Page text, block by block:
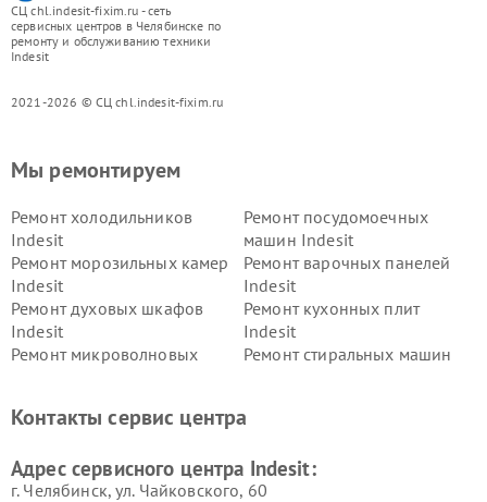
СЦ chl.indesit-fixim.ru - сеть
сервисных центров в Челябинске по
ремонту и обслуживанию техники
Indesit
2021-2026 © СЦ chl.indesit-fixim.ru
Мы ремонтируем
Ремонт холодильников
Indesit
Ремонт посудомоечных
машин Indesit
Ремонт морозильных камер
Indesit
Ремонт варочных панелей
Indesit
Ремонт духовых шкафов
Indesit
Ремонт кухонных плит
Indesit
Ремонт микроволновых
Ремонт стиральных машин
Indesit
Indesit
Контакты сервис центра
Адрес сервисного центра Indesit:
г. Челябинск, ул. Чайковского, 60